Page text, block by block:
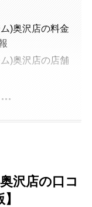
)奥沢店の料金
)奥沢店の店舗
沢店の口コ